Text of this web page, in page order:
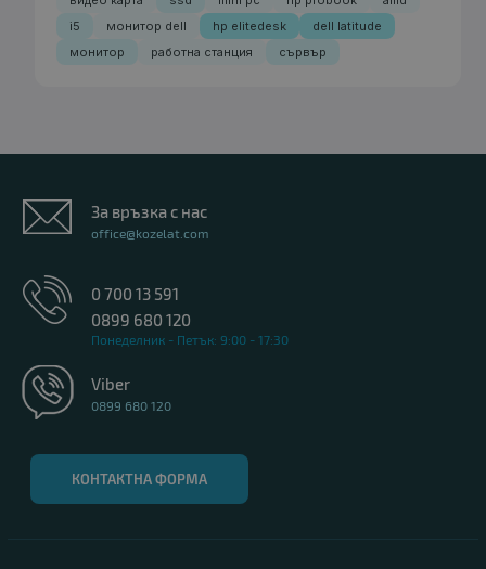
i5
монитор dell hp elitedesk
dell latitude
монитор
работна станция сървър
За връзка с нас
office@kozelat.com
0 700 13 591
0899 680 120
Понеделник - Петък: 9:00 - 17:30
Viber
0899 680 120
КОНТАКТНА ФОРМА